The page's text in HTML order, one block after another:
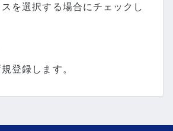
選択する場合にチェックし
録します。